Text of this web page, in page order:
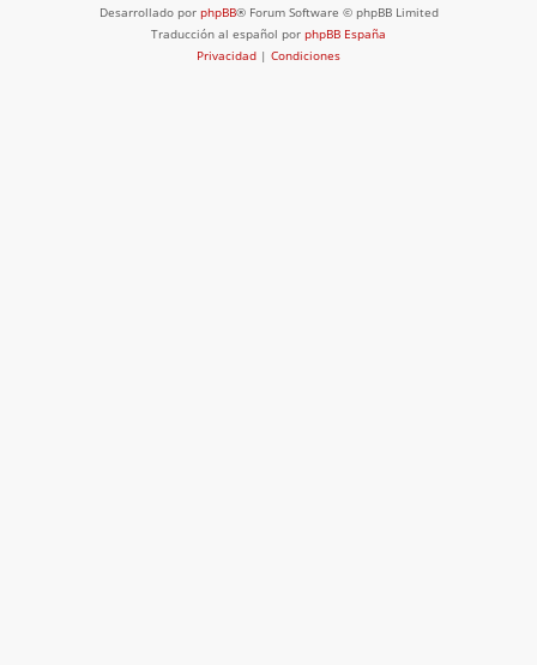
Desarrollado por phpBB® Forum Software © phpBB Limited
Traducción al español por phpBB España
Privacidad | Condiciones